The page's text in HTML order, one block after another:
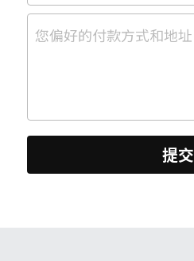
您偏好的付款方式和地址
提交